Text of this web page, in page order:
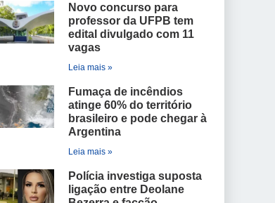
Novo concurso para
professor da UFPB tem
edital divulgado com 11
vagas
Leia mais »
Fumaça de incêndios
atinge 60% do território
brasileiro e pode chegar à
Argentina
Leia mais »
Polícia investiga suposta
ligação entre Deolane